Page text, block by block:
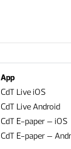
App
CdT Live iOS
CdT Live Android
CdT E-paper – iOS
CdT E-paper –